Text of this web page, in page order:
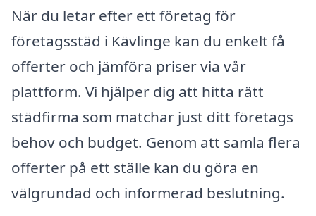
När du letar efter ett företag för
företagsstäd i Kävlinge kan du enkelt få
offerter och jämföra priser via vår
plattform. Vi hjälper dig att hitta rätt
städfirma som matchar just ditt företags
behov och budget. Genom att samla flera
offerter på ett ställe kan du göra en
välgrundad och informerad beslutning.